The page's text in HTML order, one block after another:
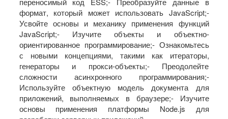
формат, который может использовать JavaScript;-
Усвойте основы и механику применения функций
JavaScript;- Изучите объекты и объектно-
ориентированное программирование;- Ознакомьтесь
с новыми концепциями, такими как итераторы,
генераторы и прокси-объекты;- Преодолейте
сложности асинхронного программирования;-
Используйте объектную модель документа для
приложений, выполняемых в браузере;- Изучите
основы применения платформы Node.js для